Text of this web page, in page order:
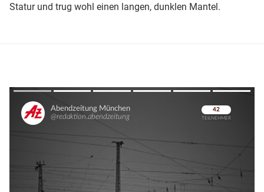
Statur und trug wohl einen langen, dunklen Mantel.
Überspringen